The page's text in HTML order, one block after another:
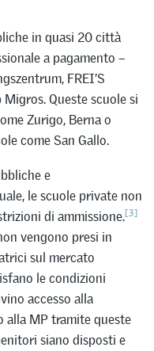
in quasi 20 città
a pagamento –
FREI’S
Queste scuole si
Zurigo, Berna o
come San Gallo.
e
le scuole private non
di ammissione.[3]
vengono presi in
sul mercato
le condizioni
accesso alla
alla MP tramite queste
siano disposti e